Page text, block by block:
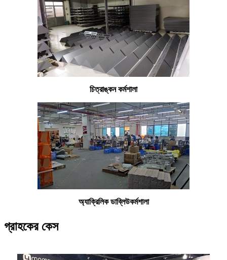
চিত্রাঙ্কন কর্মশালা
অ্যাক্রিলিক ডাব্লিউকর্মশালা
গ্রাহকের কেস